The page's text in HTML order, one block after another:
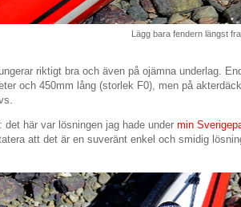
Lägg bara fendern längst
riktigt bra och även på ojämna underlag.
och 450mm lång (storlek F0), men på
det här var lösningen jag hade under min
att det är en suveränt enkel och smidig